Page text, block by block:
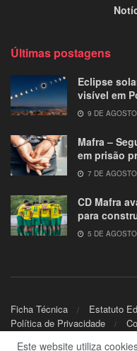
Últimas postagens
Eclipse
visível em
9 DE
Mafra –
em prisão
7 DE
CD Mafra
para
5 DE
Ficha Técnica Estatuto
Política de Privacidade
Este website utiliza